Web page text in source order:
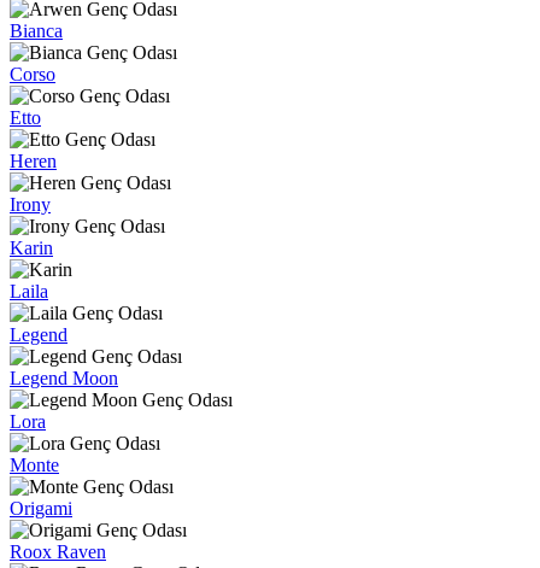
Bianca
Corso
Etto
Heren
Irony
Karin
Laila
Legend
Legend Moon
Lora
Monte
Origami
Roox Raven